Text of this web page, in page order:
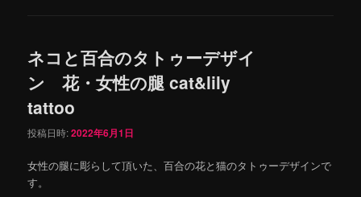
ネコと百合のタトゥーデザイ
ン 花・女性の腿 cat&lily
tattoo
投稿日時:2022年6月1日
女性の腿に彫らして頂いた、百合の花と猫のタトゥーデザインで
す。